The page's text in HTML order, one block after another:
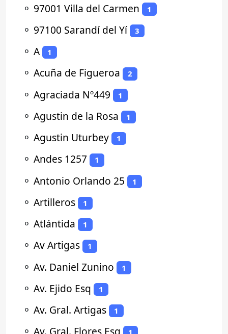
⚬ 97001 Villa del Carmen 1
⚬ 97100 Sarandí del Yí 3
⚬ A 1
⚬ Acuña de Figueroa 2
⚬ Agraciada Nº449 1
⚬ Agustin de la Rosa 1
⚬ Agustin Uturbey 1
⚬ Andes 1257 1
⚬ Antonio Orlando 25 1
⚬ Artilleros 1
⚬ Atlántida 1
⚬ Av Artigas 1
⚬ Av. Daniel Zunino 1
⚬ Av. Ejido Esq 1
⚬ Av. Gral. Artigas 1